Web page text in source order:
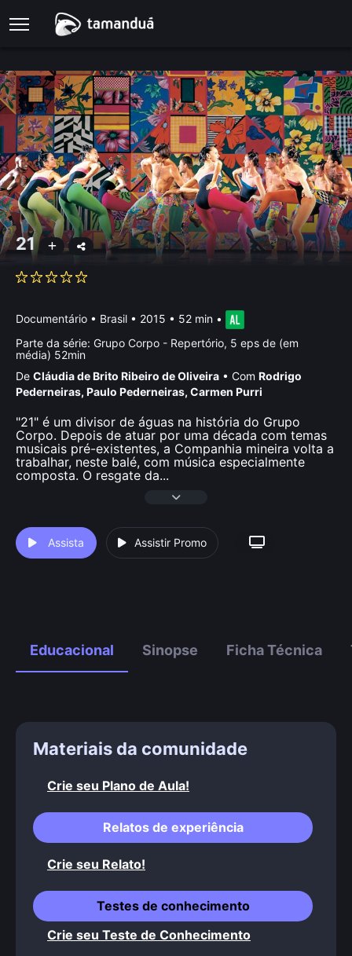
21
Documentário • Brasil • 2015 • 52 min •
Parte da série: Grupo Corpo - Repertório, 5 eps de (em
média) 52min
De Cláudia de Brito Ribeiro de Oliveira • Com Rodrigo
Pederneiras, Paulo Pederneiras, Carmen Purri
"21" é um divisor de águas na história do Grupo
Corpo. Depois de atuar por uma década com temas
musicais pré-existentes, a Companhia mineira volta a
trabalhar, neste balé, com música especialmente
composta. O resgate da...
Assista Assistir Promo
Educacional Sinopse Ficha Técnica
Materiais da comunidade
Crie seu Plano de Aula!
Relatos de experiência
Crie seu Relato!
Testes de conhecimento
Crie seu Teste de Conhecimento